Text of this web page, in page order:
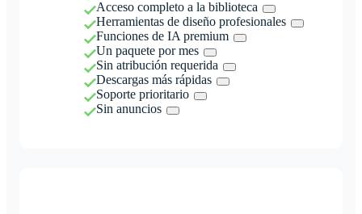
Acceso completo a la biblioteca
Herramientas de diseño profesionales
Funciones de IA premium
Un paquete por mes
Sin atribución requerida
Descargas más rápidas
Soporte prioritario
Sin anuncios